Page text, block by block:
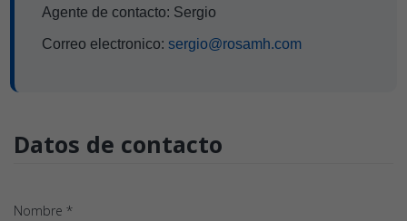
Agente de contacto: Sergio
Correo electronico:sergio@rosamh.com
Datos de contacto
Nombre *